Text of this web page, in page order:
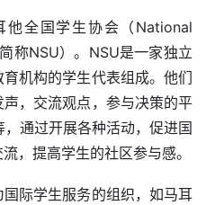
全国学生协会（National
称NSU）。NSU是一家独立
机构的学生代表组成。他们
，交流观点，参与决策的平
通过开展各种活动，促进国
，提高学生的社区参与感。
际学生服务的组织，如马耳